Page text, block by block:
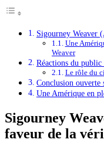
Sigourney Weaver
Une
Weaver
Réactions du
Le rôle du
Conclusion ouverte
Une Amérique en
Sigourney
faveur de la